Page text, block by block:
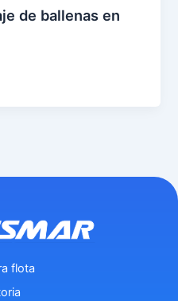
de ballenas en
flota